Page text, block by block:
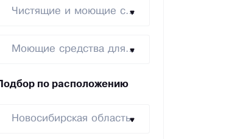
Чистящие и моющие средства
Моющие средства для уборки
Подбор по расположению
Новосибирская область